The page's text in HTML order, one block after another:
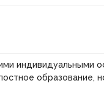
индивидуальными
образование,